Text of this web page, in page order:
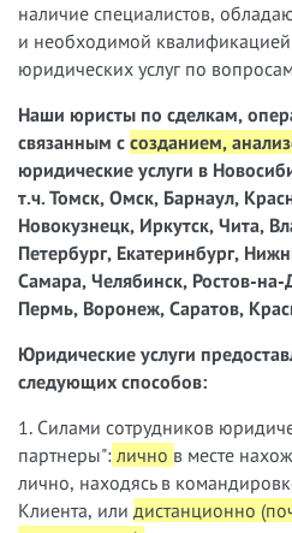
наличие специалистов,
и необходимой
юридических услуг по
Наши юристы по сделкам,
связанным с созданием,
юридические услуги в
т.ч. Томск, Омск, Барнаул,
Новокузнецк, Иркутск, Чита,
Петербург, Екатеринбург,
Самара, Челябинск, Ростов-
Пермь, Воронеж, Саратов,
Юридические услуги
следующих способов:
1. Силами сотрудников
партнеры": лично в месте
лично, находясь в
Клиента, или дистанционно